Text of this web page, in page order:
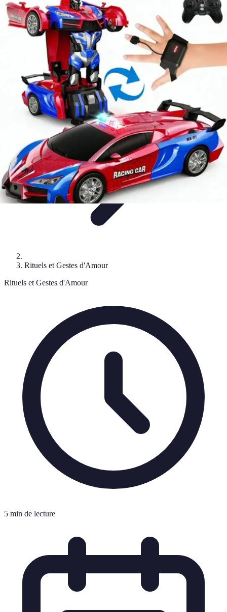
Amour et Cœurs
Relations AmoureusesRelations amoureuses
Symbolique et
RituelsTendancesPsychologie de l'Amour
Amour et Cœurs
Rituels et Gestes d'Amour
Rituels et Gestes d'Amour
5 min de lecture